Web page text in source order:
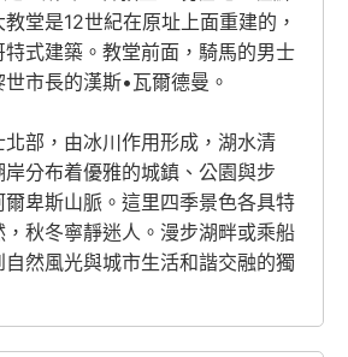
堂是12世紀在原址上面重建的，
式建築。教堂前面，騎馬的男士
市長的漢斯•瓦爾德曼。
部，由冰川作用形成，湖水清
分布着優雅的城鎮、公園與步
卑斯山脈。這里四季景色各具特
秋冬寧靜迷人。漫步湖畔或乘船
然風光與城市生活和諧交融的獨